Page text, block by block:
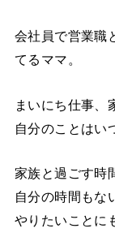
会社員で営業職
てるママ。
まいにち仕事、
自分のことはい
家族と過ごす時
自分の時間もな
やりたいことに